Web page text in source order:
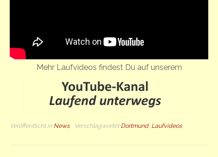
Mehr Laufvideos findest Du auf unserem
Veröffentlicht in News Verschlagwortet Dortmund, Laufvideos